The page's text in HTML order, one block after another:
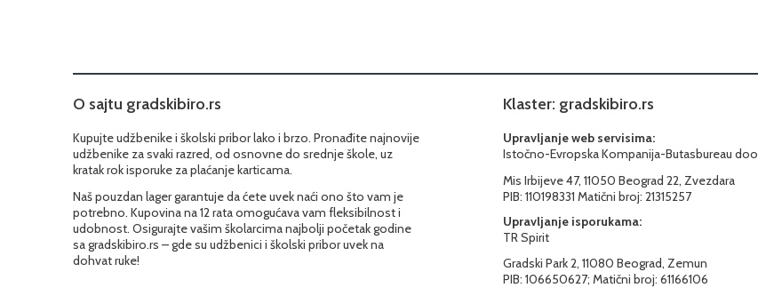
O sajtu gradskibiro.rs
Kupujte udžbenike i školski pribor lako i brzo. Pronađite najnovije
udžbenike za svaki razred, od osnovne do srednje škole, uz
kratak rok isporuke za plaćanje karticama.
Naš pouzdan lager garantuje da ćete uvek naći ono što vam je
potrebno. Kupovina na 12 rata omogućava vam fleksibilnost i
udobnost. Osigurajte vašim školarcima najbolji početak godine
sa gradskibiro.rs – gde su udžbenici i školski pribor uvek na
dohvat ruke!
Klaster: gradskibiro.rs
Upravljanje web servisima:
Istočno-Evropska Kompanija-Butasbureau doo
Mis Irbijeve 47, 11050 Beograd 22, Zvezdara
PIB: 110198331 Matični broj: 21315257
Upravljanje isporukama:
TR Spirit
Gradski Park 2, 11080 Beograd, Zemun
PIB: 106650627; Matični broj: 61166106